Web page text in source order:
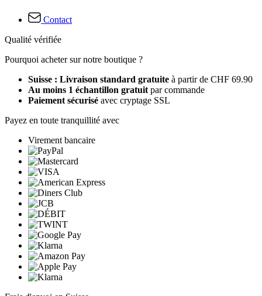
Contact
Qualité vérifiée
Pourquoi acheter sur notre boutique ?
Suisse : Livraison standard gratuite à partir de CHF 69.90
Au moins 1 échantillon gratuit par commande
Paiement sécurisé avec cryptage SSL
Payez en toute tranquillité avec
Virement bancaire